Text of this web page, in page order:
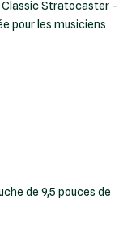
Classic Stratocaster –
pour les musiciens
de 9,5 pouces de